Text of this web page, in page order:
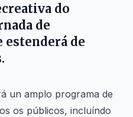
do
de
estenderá de
un amplo programa de
os públicos, incluíndo